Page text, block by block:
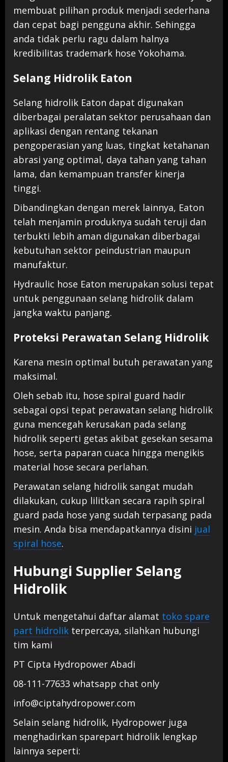
membuat pilihan produk menjadi sederhana
dan cepat bagi pengguna akhir. Sehingga
anda tidak perlu ragu dalam halnya
kredibilitas trademark hose Yokohama.
Selang Hidrolik Eaton
Selang hidrolik Eaton dapat digunakan
diberbagai peralatan sektor perusahaan dan
aplikasi dengan rentang tekanan
pengoperasian yang luas, tingkat ketahanan
abrasi yang optimal, daya tahan yang tahan
lama, dan kemampuan transfer kinerja
tinggi.
Dibandingkan dengan merek lainnya, Eaton
telah menjamin produknya sudah teruji dan
terbukti lebih aman digunakan diberbagai
kebutuhan sektor peindustrian maupun
manufaktur.
Hydraulic hose Eaton merupakan solusi tepat
untuk penggunaan selang hidrolik dalam
jangka waktu panjang.
Proteksi Perawatan Selang Hidrolik
Karena mesin optimal butuh perawatan yang
maksimal.
Oleh sebab itu, hose spiral guard hadir
sebagai opsi tepat perawatan selang hidrolik
guna mencegah kerusakan pada selang
hidrolik seperti getas akibat gesekan sesama
hose, serta paparan cuaca hingga mengikis
material hose secara perlahan.
Perawatan selang hidrolik sangat mudah
dilakukan, cukup lilitkan secara rapih spiral
guard pada hose yang sudah terpasang pada
mesin. Anda bisa mendapatkannya disini jual
spiral hose.
Hubungi Supplier Selang
Hidrolik
Untuk mengetahui daftar alamat toko spare
part hidrolik terpercaya, silahkan hubungi
tim kami
PT Cipta Hydropower Abadi
08-111-77633 whatsapp chat only
info@ciptahydropower.com
Selain selang hidrolik, Hydropower juga
menghadirkan sparepart hidrolik lengkap
lainnya seperti: